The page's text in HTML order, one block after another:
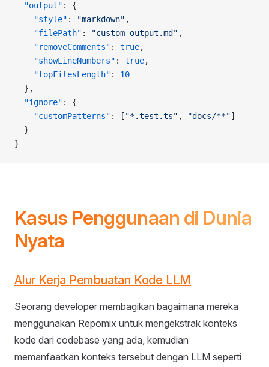
  "output"
: {
    "style"
: "markdown" ,
    "filePath"
: "custom-output.md" ,
    "removeComments"
: true,
    "showLineNumbers"
: true,
    "topFilesLength"
: 10
  },
  "ignore"
: {
    "customPatterns"
: [ "*.test.ts" , "docs/**"]
  }
}
Kasus Penggunaan di Dunia
Nyata
Alur Kerja Pembuatan Kode LLM
Seorang developer membagikan bagaimana mereka
menggunakan Repomix untuk mengekstrak konteks
kode dari codebase yang ada, kemudian
memanfaatkan konteks tersebut dengan LLM seperti